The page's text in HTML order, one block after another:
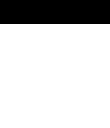
NOSOTROS